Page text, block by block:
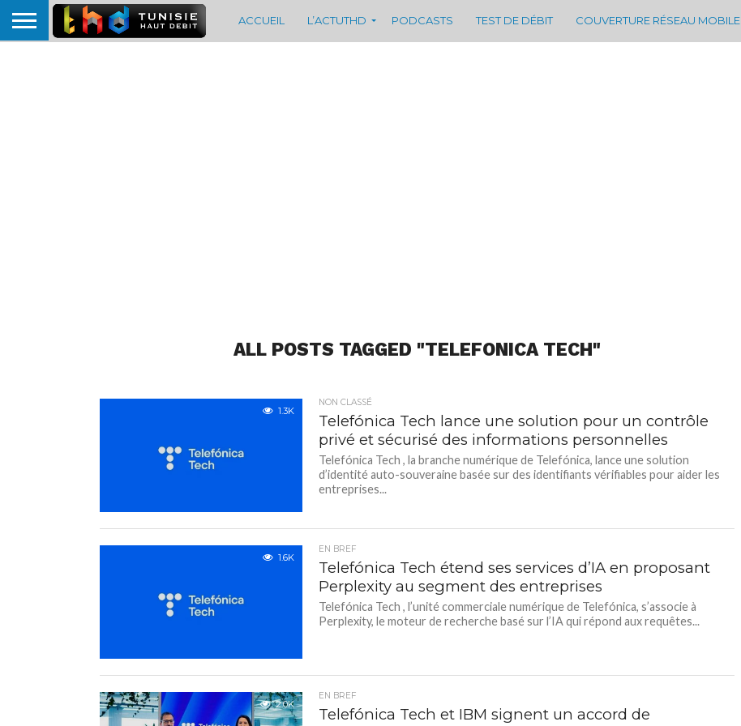
ACCUEIL L’ACTUTHD PODCASTS TEST DE DÉBIT COUVERTURE RÉSEAU MOBILE
ALL POSTS TAGGED "TELEFONICA TECH"
1.3K
NON CLASSÉ
Telefónica Tech lance une solution pour un contrôle
privé et sécurisé des informations personnelles
Telefónica Tech , la branche numérique de Telefónica, lance une solution
d’identité auto-souveraine basée sur des identifiants vérifiables pour aider les
entreprises...
1.6K
EN BREF
Telefónica Tech étend ses services d’IA en proposant
Perplexity au segment des entreprises
Telefónica Tech , l’unité commerciale numérique de Telefónica, s’associe à
Perplexity, le moteur de recherche basé sur l’IA qui répond aux requêtes...
2.0K
EN BREF
Telefónica Tech et IBM signent un accord de